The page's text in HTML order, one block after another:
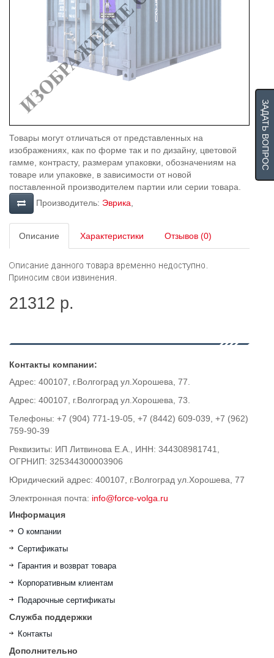
Товары могут отличаться от представленных на
изображениях, как по форме так и по дизайну, цветовой
гамме, контрасту, размерам упаковки, обозначениям на
товаре или упаковке, в зависимости от новой
поставленной производителем партии или серии товара.
Производитель: Эврика
Описание Характеристики Отзывов (0)
21312 р.
Контакты компании:
Адрес: 400107, г.Волгоград ул.Хорошева, 77.
Адрес: 400107, г.Волгоград ул.Хорошева, 73.
Телефоны: +7 (904) 771-19-05, +7 (8442) 609-039, +7 (962)
759-90-39
Реквизиты: ИП Литвинова Е.А., ИНН: 344308981741,
ОГРНИП: 325344300003906
Юридический адрес: 400107, г.Волгоград ул.Хорошева, 77
Электронная почта: info@force-volga.ru
Информация
О компании
Сертификаты
Гарантия и возврат товара
Корпоративным клиентам
Подарочные сертификаты
Служба поддержки
Контакты
Дополнительно
ЗАДАТЬ ВОПРОС